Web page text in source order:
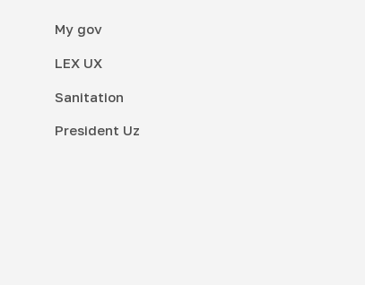
My gov
LEX UX
Sanitation
President Uz